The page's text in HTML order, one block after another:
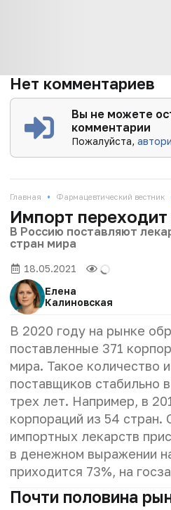
Нет комментариев
Вы не можете
комментарии
Пожалуйста,
Главная • Фармацевтический вестник
Импорт
В Россию поставляют
стран мира
18.05.2021
Елена
Калиновская
В 2020 году на рынке
поставленные 371
мира. Такое количество
поставщиков стабильно
трех лет. Например, в
корпораций из 54 стран.
импортных лекарств
в денежном выражении
приходится 73%, на
Почти половина